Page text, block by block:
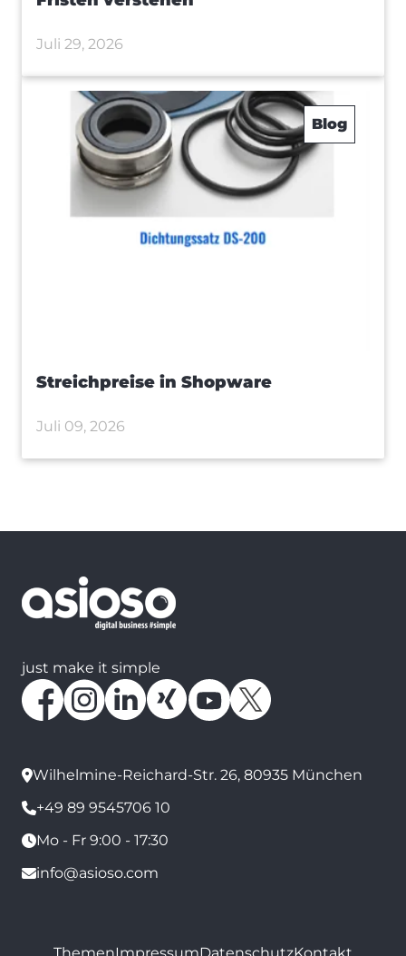
Juli 29, 2026
Blog
Streichpreise in Shopware
Juli 09, 2026
just make it simple
Wilhelmine-Reichard-Str. 26, 80935 München
+49 89 9545706 10
Mo - Fr 9:00 - 17:30
info@asioso.com